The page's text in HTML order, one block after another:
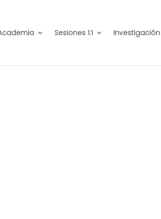
Sesiones 1:1 Investigación